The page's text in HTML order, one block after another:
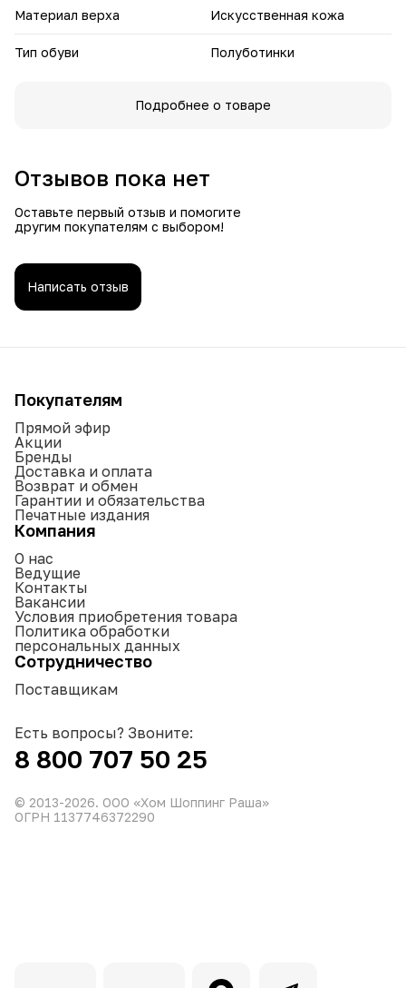
Материал верха Искусственная кожа
Тип обуви Полуботинки
Подробнее о товаре
Отзывов пока нет
Оставьте первый отзыв и помогите
другим покупателям с выбором!
Написать отзыв
Покупателям
Прямой эфир
Акции
Бренды
Доставка и оплата
Возврат и обмен
Гарантии и обязательства
Печатные издания
Компания
О нас
Ведущие
Контакты
Вакансии
Условия приобретения товара
Политика обработки
персональных данных
Сотрудничество
Поставщикам
Есть вопросы? Звоните:
8 800 707 50 25
© 2013-2026. ООО «Хом Шоппинг Раша»
ОГРН 1137746372290